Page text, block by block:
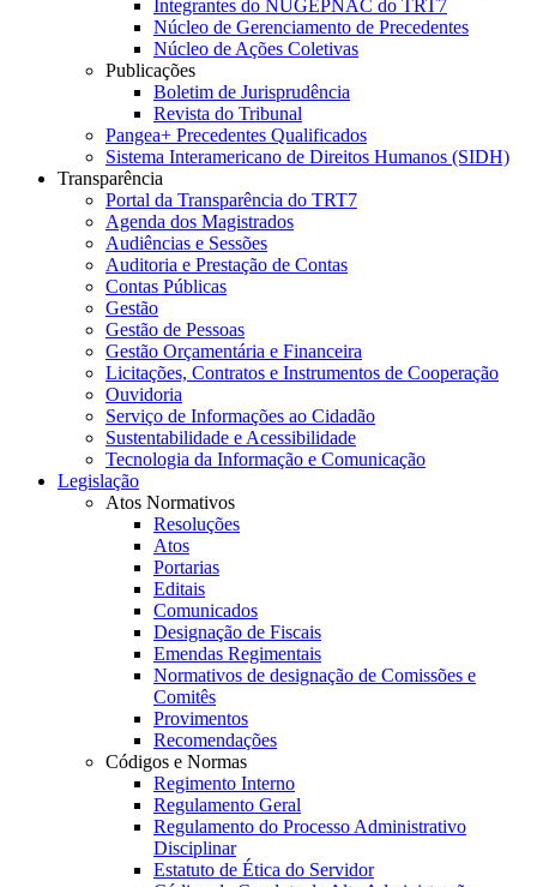
Integrantes do NUGEPNAC do TRT7
Núcleo de Gerenciamento de Precedentes
Núcleo de Ações Coletivas
Publicações
Boletim de Jurisprudência
Revista do Tribunal
Pangea+ Precedentes Qualificados
Sistema Interamericano de Direitos Humanos (SIDH)
Transparência
Portal da Transparência do TRT7
Agenda dos Magistrados
Audiências e Sessões
Auditoria e Prestação de Contas
Contas Públicas
Gestão
Gestão de Pessoas
Gestão Orçamentária e Financeira
Licitações, Contratos e Instrumentos de Cooperação
Ouvidoria
Serviço de Informações ao Cidadão
Sustentabilidade e Acessibilidade
Tecnologia da Informação e Comunicação
Legislação
Atos Normativos
Resoluções
Atos
Portarias
Editais
Comunicados
Designação de Fiscais
Emendas Regimentais
Normativos de designação de Comissões e
Comitês
Provimentos
Recomendações
Códigos e Normas
Regimento Interno
Regulamento Geral
Regulamento do Processo Administrativo
Disciplinar
Estatuto de Ética do Servidor